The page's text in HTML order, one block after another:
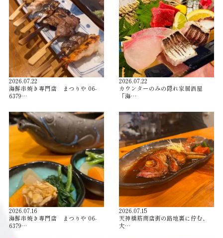
2026.07.22
海鮮串焼き専門店 まつりや 06-
6379…
2026.07.22
カウンターのみの隠れ家居酒屋
「海…
2026.07.16
海鮮串焼き専門店 まつりや 06-
6379…
2026.07.15
天神橋筋商店街の路地裏に佇む、
大…